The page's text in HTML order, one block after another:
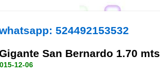
524492153532
San Bernardo 1.70 mts
12-06